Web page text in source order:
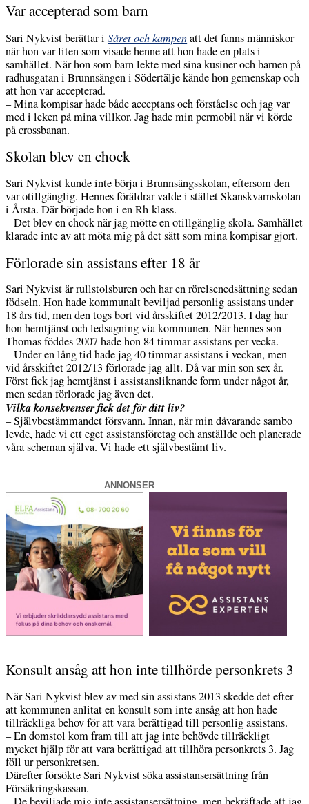
Var accepterad som barn
Sari Nykvist berättar iSåret och kampenatt det fanns människor
när hon var liten som visade henne att hon hade en plats i
samhället. När hon som barn lekte med sina kusiner och barnen på
radhusgatan i Brunnsängen i Södertälje kände hon gemenskap och
att hon var accepterad.
– Mina kompisar hade både acceptans och förståelse och jag var
med i leken på mina villkor. Jag hade min permobil när vi körde
på crossbanan.
Skolan blev en chock
Sari Nykvist kunde inte börja i Brunnsängsskolan, eftersom den
var otillgänglig. Hennes föräldrar valde i stället Skanskvarnskolan
i Årsta. Där började hon i en Rh-klass.
– Det blev en chock när jag mötte en otillgänglig skola. Samhället
klarade inte av att möta mig på det sätt som mina kompisar gjort.
Förlorade sin assistans efter 18 år
Sari Nykvist är rullstolsburen och har en rörelsenedsättning sedan
födseln. Hon hade kommunalt beviljad personlig assistans under
18 års tid, men den togs bort vid årsskiftet 2012/2013. I dag har
hon hemtjänst och ledsagning via kommunen. När hennes son
Thomas föddes 2007 hade hon 84 timmar assistans per vecka.
– Under en lång tid hade jag 40 timmar assistans i veckan, men
vid årsskiftet 2012/13 förlorade jag allt. Då var min son sex år.
Först fick jag hemtjänst i assistansliknande form under något år,
men sedan förlorade jag även det.
Vilka konsekvenser fick det för ditt liv?
– Självbestämmandet försvann. Innan, när min dåvarande sambo
levde, hade vi ett eget assistansföretag och anställde och planerade
våra scheman själva. Vi hade ett självbestämt liv.
ANNONSER
Konsult ansåg att hon inte tillhörde personkrets 3
När Sari Nykvist blev av med sin assistans 2013 skedde det efter
att kommunen anlitat en konsult som inte ansåg att hon hade
tillräckliga behov för att vara berättigad till personlig assistans.
– En domstol kom fram till att jag inte behövde tillräckligt
mycket hjälp för att vara berättigad att tillhöra personkrets 3. Jag
föll ur personkretsen.
Därefter försökte Sari Nykvist söka assistansersättning från
Försäkringskassan.
– De beviljade mig inte assistansersättning, men bekräftade att jag